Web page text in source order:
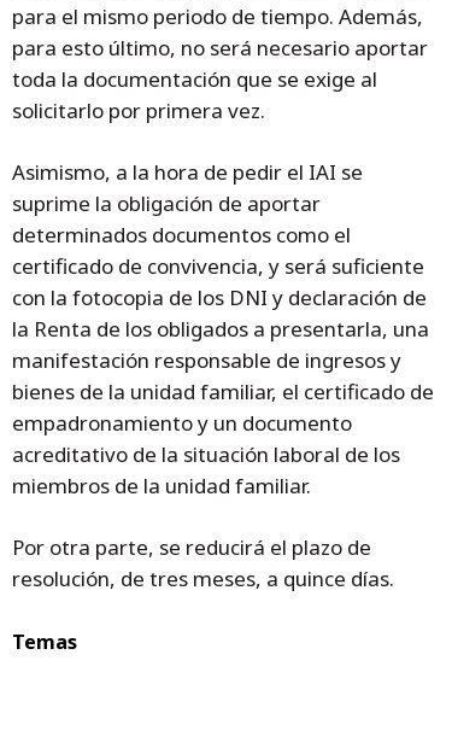
para el mismo periodo de tiempo. Además,
para esto último, no será necesario aportar
toda la documentación que se exige al
solicitarlo por primera vez.
Asimismo, a la hora de pedir el IAI se
suprime la obligación de aportar
determinados documentos como el
certificado de convivencia, y será suficiente
con la fotocopia de los DNI y declaración de
la Renta de los obligados a presentarla, una
manifestación responsable de ingresos y
bienes de la unidad familiar, el certificado de
empadronamiento y un documento
acreditativo de la situación laboral de los
miembros de la unidad familiar.
Por otra parte, se reducirá el plazo de
resolución, de tres meses, a quince días.
Temas